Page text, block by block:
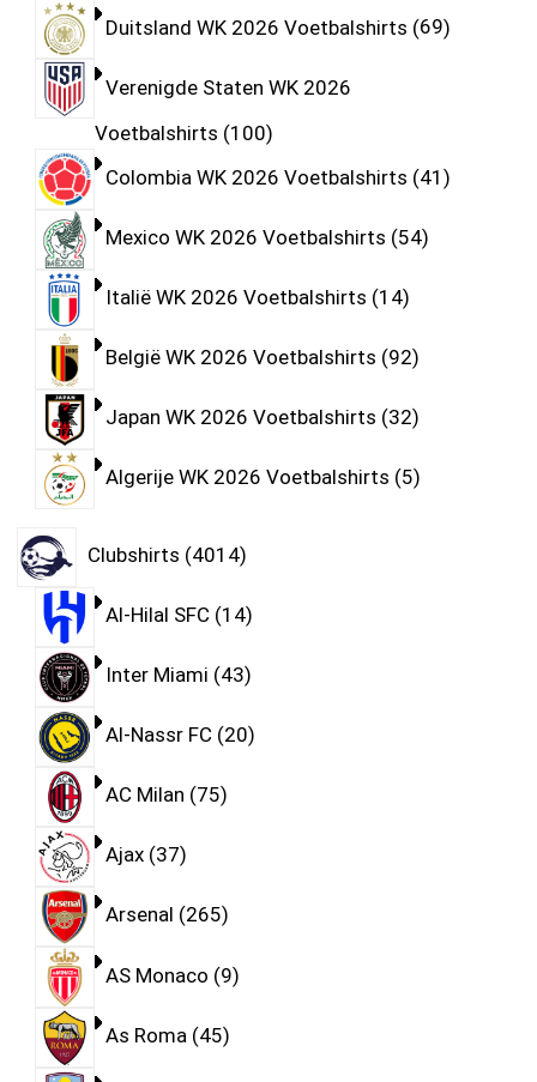
Duitsland WK 2026 Voetbalshirts 69
Verenigde Staten WK 2026
Voetbalshirts 100
Colombia WK 2026 Voetbalshirts 41
Mexico WK 2026 Voetbalshirts 54
Italië WK 2026 Voetbalshirts 14
België WK 2026 Voetbalshirts 92
Japan WK 2026 Voetbalshirts 32
Algerije WK 2026 Voetbalshirts 5
Clubshirts 4014
Al-Hilal SFC 14
Inter Miami 43
Al-Nassr FC 20
AC Milan 75
Ajax 37
Arsenal 265
AS Monaco 9
As Roma 45